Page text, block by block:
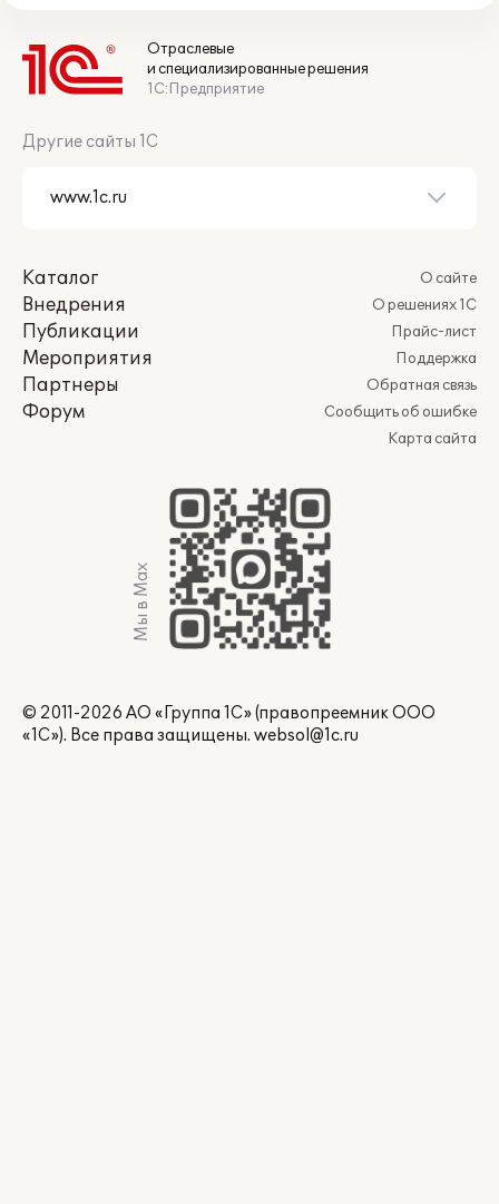
Отраслевые
и специализированные решения
1С:Предприятие
Другие сайты 1С
Каталог
Внедрения
Публикации
Мероприятия
Партнеры
Форум
О сайте
О решениях 1С
Прайс-лист
Поддержка
Обратная связь
Сообщить об ошибке
Карта сайта
Мы в Max
© 2011-2026 АО «Группа 1С» (правопреемник ООО
«1С»). Все права защищены. websol@1c.ru